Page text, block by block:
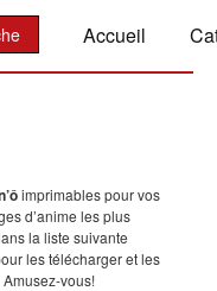
Accueil
imprimables pour vos
d’anime les plus
la liste suivante
les télécharger et les
vous!